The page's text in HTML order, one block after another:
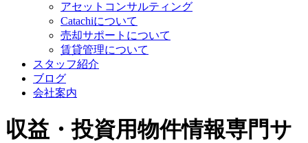
アセットコンサルティング
Catachiについて
売却サポートについて
賃貸管理について
スタッフ紹介
ブログ
会社案内
収益・投資用物件情報専門サ